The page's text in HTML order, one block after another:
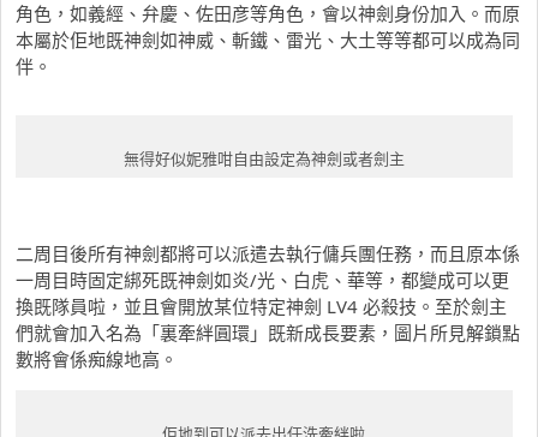
角色，如義經、弁慶、佐田彦等角色，會以神劍身份加入。而原
本屬於佢地既神劍如神威、斬鐵、雷光、大土等等都可以成為同
伴。
無得好似妮雅咁自由設定為神劍或者劍主
二周目後所有神劍都將可以派遣去執行傭兵團任務，而且原本係
一周目時固定綁死既神劍如炎/光、白虎、華等，都變成可以更
換既隊員啦，並且會開放某位特定神劍 LV4 必殺技。至於劍主
們就會加入名為「裏牽絆圓環」既新成長要素，圖片所見解鎖點
數將會係痴線地高。